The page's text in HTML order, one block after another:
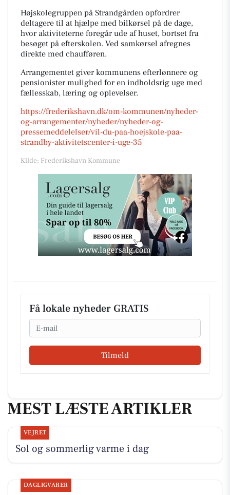
Højskolegruppen på Strandgården opfordrer
deltagere til at hjælpe med bilkørsel på de dage,
hvor aktiviteterne foregår ude af huset, bortset fra
besøget på efterskolen. Ved samkørsel afregnes
direkte med chaufføren.
Arrangementet giver kommunens efterlønnere og
pensionister mulighed for en indholdsrig uge med
fællesskab, læring og oplevelser.
https://frederikshavn.dk/om-kommunen/nyheder-
og-arrangementer/nyheder/nyheder-og-
pressemeddelelser/vil-du-paa-hoejskole-paa-
strandby-aktivitetscenter-i-uge-35
Kilde: Frederikshavn Kommune
Få lokale nyheder GRATIS
Email
Tilmeld
MEST LÆSTE ARTIKLER
VEJRET
Sol og sommerlig varme i dag
DAGLIGVARER